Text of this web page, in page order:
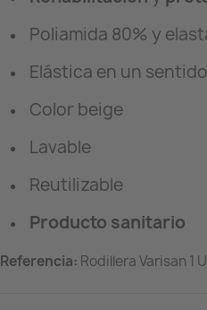
Poliamida 80% y
Elástica en un sentido
Color beige
Lavable
Reutilizable
Producto sanitario
Referencia: Rodillera Varisan 1